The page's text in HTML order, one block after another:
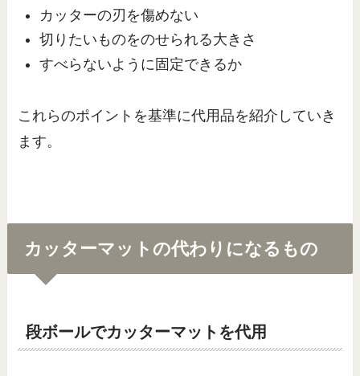
カッターの刃を傷めない
切りたいものをのせられる大きさ
すべらないように固定できるか
これらのポイントを基準に代用品を紹介していき
ます。
カッターマットの代わりになるもの
段ボールでカッターマットを代用